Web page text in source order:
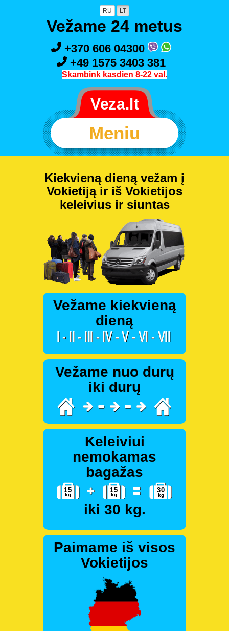
RU LT
Vežame 24 metus
+370 606 04300
+49 1575 3403 381
Skambink kasdien 8-22 val.
Meniu
Kiekvieną dieną vežam į
Vokietiją ir iš Vokietijos
keleivius ir siuntas
Vežame kiekvieną
dieną
Vežame nuo durų
iki durų
Keleiviui
nemokamas
bagažas
iki 30 kg.
Paimame iš visos
Vokietijos